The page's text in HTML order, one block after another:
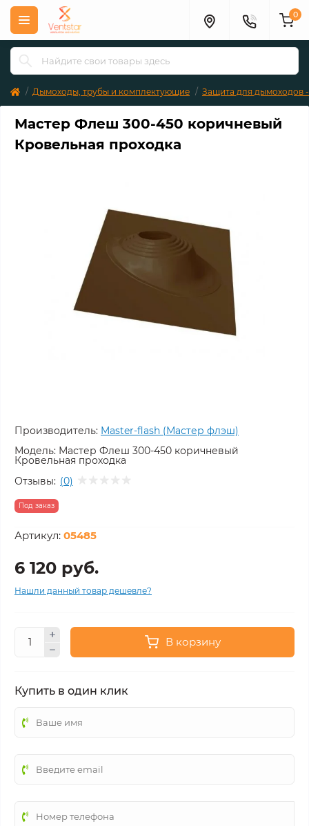
0
Дымоходы, трубы и комплектующие Защита для дымоходов
Мастер Флеш 300-450 коричневый
Кровельная проходка
Производитель: Master-flash (Мастер флэш)
Модель: Мастер Флеш 300-450 коричневый
Кровельная проходка
Отзывы: (0)
Под заказ
Артикул: 05485
6 120 руб.
Нашли данный товар дешевле?
В корзину
Купить в один клик